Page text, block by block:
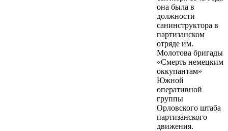
она была в
должности
санинструктора в
партизанском
отряде им.
Молотова бригады
«Смерть немецким
оккупантам»
Южной
оперативной
группы
Орловского штаба
партизанского
движения.